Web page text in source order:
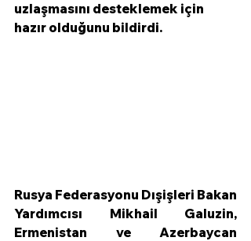
uzlaşmasını desteklemek için
hazır olduğunu bildirdi.
Rusya Federasyonu Dışişleri Bakan
Yardımcısı Mikhail Galuzin,
Ermenistan ve Azerbaycan